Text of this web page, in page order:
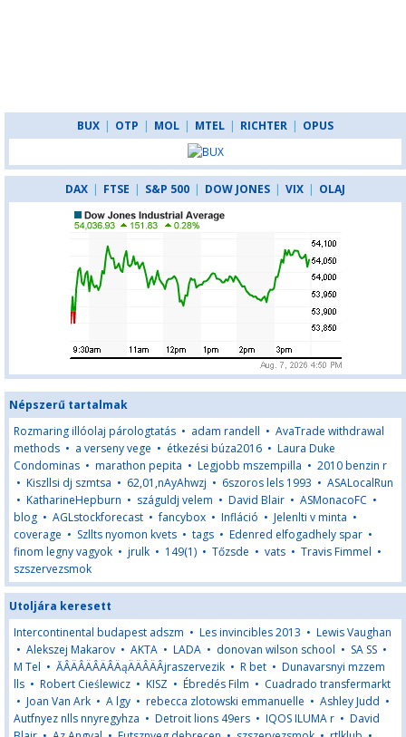
BUX | OTP | MOL | MTEL | RICHTER | OPUS
DAX | FTSE | S&P 500 | DOW JONES | VIX | OLAJ
Népszerű tartalmak
Rozmaring illóolaj párologtatás • adam randell • AvaTrade withdrawal
methods • a verseny vege • étkezési búza2016 • Laura Duke
Condominas • marathon pepita • Legjobb mszempilla • 2010 benzin r
• Kiszllsi dj szmtsa • 62,01,nAyAhwzj • 6szoros lels 1993 • ASALocalRun
• KatharineHepburn • száguldj velem • David Blair • ASMonacoFC •
blog • AGLstockforecast •fancybox • Infláció • Jelenlti v minta •
coverage • Szllts nyomon kvets • tags • Edenred elfogadhely spar •
finom legny vagyok • jrulk • 149(1) • Tőzsde • vats • Travis Fimmel •
szszervezsmok
Utoljára keresett
Intercontinental budapest adszm • Les invincibles 2013 • Lewis Vaughan
• Alekszej Makarov • AKTA • LADA • donovan wilson school • SA SS •
M Tel • ĂÂÄÂÄÂÄÂÄąÄÄÂÄÂjraszervezik • R bet • Dunavarsnyi mzzem
lls • Robert Cieślewicz • KISZ • Ébredés Film • Cuadrado transfermarkt
• Joan Van Ark • A lgy • rebecca zlotowski emmanuelle • Ashley Judd •
Autfnyez nlls nnyregyhza • Detroit lions 49ers • IQOS ILUMA r • David